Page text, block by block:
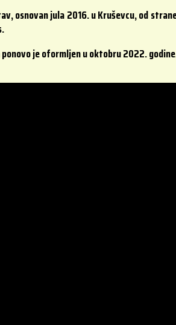
osnovan jula 2016. u Kruševcu, od
je oformljen u oktobru 2022.